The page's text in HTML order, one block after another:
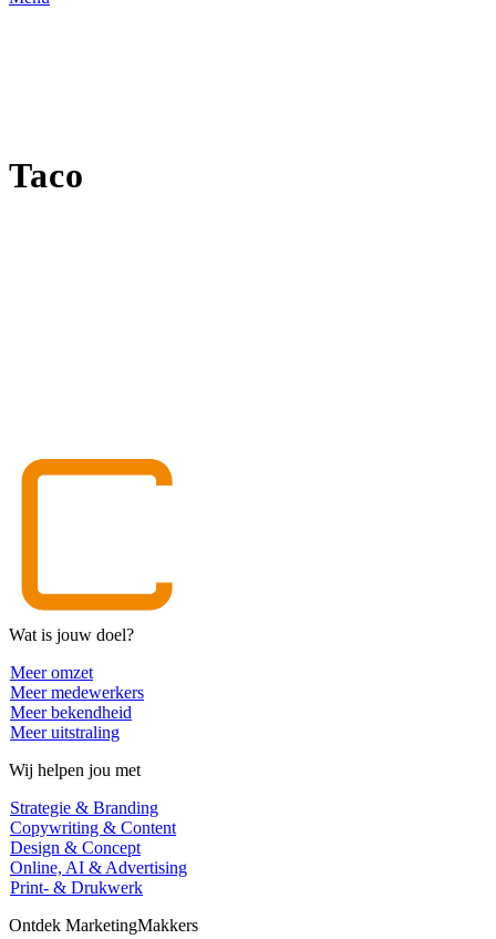
Taco
Wat is jouw doel?
Meer omzet
Meer medewerkers
Meer bekendheid
Meer uitstraling
Wij helpen jou met
Strategie & Branding
Copywriting & Content
Design & Concept
Online, AI & Advertising
Print- & Drukwerk
Ontdek MarketingMakkers